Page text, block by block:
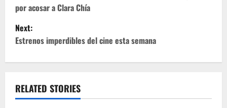
s
t
n
a
por acosar a Clara Chía
Next:
Estrenos imperdibles del cine esta semana
RELATED STORIES